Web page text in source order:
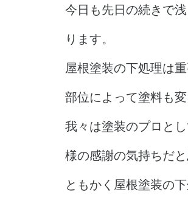
今日も先日の続きで
ります。
屋根塗装の下処理は
部位によって塗料も
我々は塗装のプロと
様の感謝の気持ちだ
ともかく屋根塗装の